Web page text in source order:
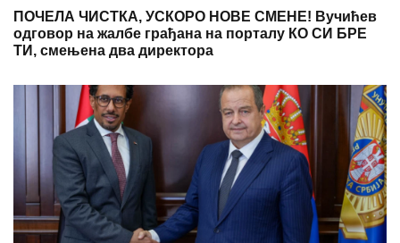
ПОЧЕЛА ЧИСТКА, УСКОРО НОВЕ СМЕНЕ! Вучићев
одговор на жалбе грађана на порталу КО СИ БРЕ
ТИ, смењена два директора